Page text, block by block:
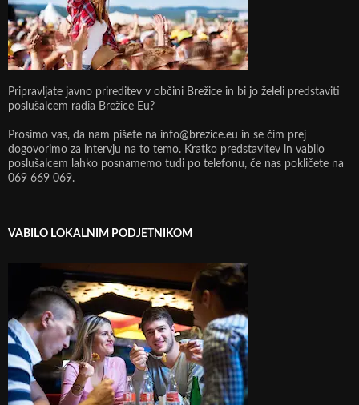
Pripravljate javno prireditev v občini Brežice in bi jo želeli predstaviti
poslušalcem radia Brežice Eu?
Prosimo vas, da nam pišete na info@brezice.eu in se čim prej
dogovorimo za intervju na to temo. Kratko predstavitev in vabilo
poslušalcem lahko posnamemo tudi po telefonu, če nas pokličete na
069 669 069.
VABILO LOKALNIM PODJETNIKOM